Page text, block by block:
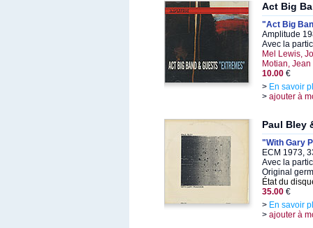
Act Big
"Act Big
Amplitude
Avec la
Mel Lewis,
Motian,
10.00 €
> En savoir
> ajouter à
Paul Bley
"With Gary
ECM 1973,
Avec la
Original
État du
35.00 €
> En savoir
> ajouter à